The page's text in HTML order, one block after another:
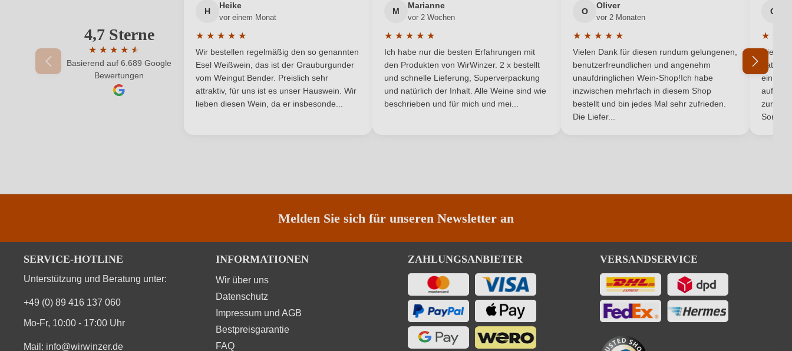
Traubenfarbe Weiß
Weinart Weißwein
Nährwertangaben
pro 100 ml
Trauben, Konservierungsstoffe (Sulfite). Enthält geringfügige Mengen von Fett, gesättigten Fettsäuren, Eiweiß und Salz
Ihre E-Mail-Adresse
Ihr Passwort
Ich habe mein Passwort vergessen
4,7 Sterne
★ ★ ★ ★ ★
★
Durchschnittliche Bewertung von 4.7 von 5 Sternen
Basierend auf 6.689 Google
Bewertungen
H
Heike
vor einem Monat
★ ★ ★ ★ ★
Durchschnittliche Bewertung von 5 von 5 Sternen
Wir bestellen regelmäßig den so genannten
Esel Weißwein, das ist der Grauburgunder
vom Weingut Bender. Preislich sehr
attraktiv, für uns ist es unser Hauswein. Wir
lieben diesen Wein, da er insbesonde...
M
Marianne
vor 2 Wochen
★ ★ ★ ★ ★
Durchschnittliche Bewertung von 5 von 5 Sternen
Ich habe nur die besten Erfahrungen mit
den Produkten von WirWinzer. 2 x bestellt
und schnelle Lieferung, Superverpackung
und natürlich der Inhalt. Alle Weine sind wie
beschrieben und für mich und mei...
O
Oliver
vor 2 Monaten
★ ★ ★ ★ ★
Durchschnittliche Bewertung von 5 von 5 Sternen
Vielen Dank für diesen rundum gelungenen,
benutzerfreundlichen und angenehm
unaufdringlichen Wein-Shop!Ich habe
inzwischen mehrfach in diesem Shop
bestellt und bin jedes Mal sehr zufrieden.
Die Liefer...
G
★ ★
Die
hat
einmal
auf
zurück
Son...
Melden Sie sich für unseren Newsletter an
SERVICE-HOTLINE
Unterstützung und Beratung unter:
+49 (0) 89 416 137 060
Mo-Fr, 10:00 - 17:00 Uhr
Mail: info@wirwinzer.de
INFORMATIONEN
Wir über uns
Datenschutz
Impressum und AGB
Bestpreisgarantie
FAQ
ZAHLUNGSANBIETER VERSANDSERVICE